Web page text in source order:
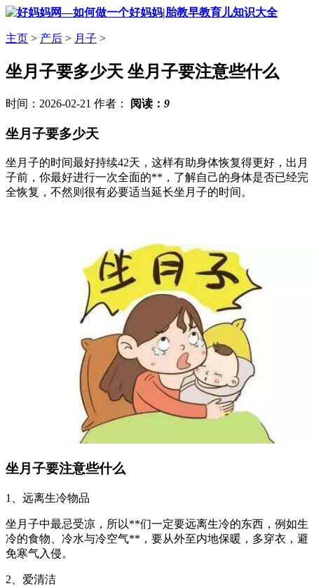
主页 > 产后 > 月子 >
坐月子要多少天 坐月子要注意些什么
时间：2026-02-21 作者： 阅读： 9
坐月子要多少天
坐月子的时间最好持续42天，这样有助身体恢复得更好，出月
子前，你最好进行一次全面的**，了解自己的身体是否已经完
全恢复，不然则很有必要适当延长坐月子的时间。
坐月子要注意些什么
1、远离生冷物品
坐月子中最忌受凉，所以**们一定要远离生冷的东西，例如生
冷的食物、冷水与冷空气**，要从外至内地保暖，多穿衣，避
免寒气入侵。
2、爱清洁